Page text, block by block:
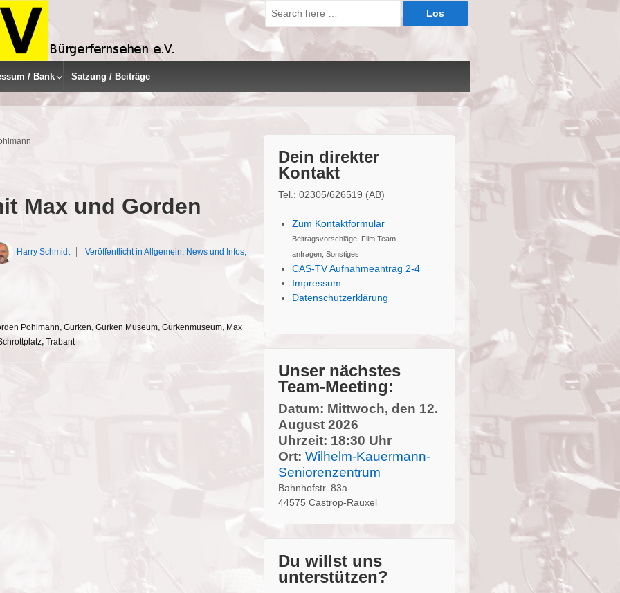
Suche
nach:
/ Bank Satzung / Beiträge
Max und Gorden
Harry Schmidt Veröffentlicht inAllgemein, News und Infos,
Pohlmann, Gurken, Gurken Museum, Gurkenmuseum, Max
, Trabant
Dein direkter
Kontakt
Tel.: 02305/626519 (AB)
Zum Kontaktformular
Beitragsvorschläge, Film Team
anfragen, Sonstiges
CAS-TV Aufnahmeantrag 2-4
Impressum
Datenschutzerklärung
Unser nächstes
Team-Meeting:
Datum: Mittwoch, den 12.
August 2026
Uhrzeit: 18:30 Uhr
Ort: Wilhelm-Kauermann-
Seniorenzentrum
Bahnhofstr. 83a
44575 Castrop-Rauxel
Du willst uns
unterstützen?